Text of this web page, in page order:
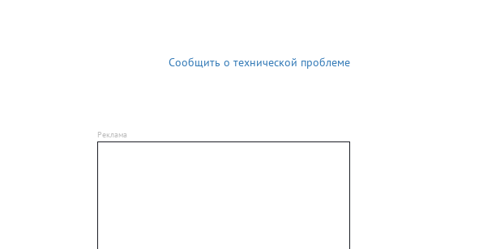
Сообщить о технической проблеме